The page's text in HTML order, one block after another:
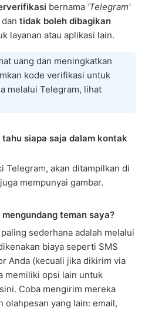
bernama 'Telegram'
tidak boleh dibagikan
layanan atau aplikasi lain.
uang dan meningkatkan
kode verifikasi untuk
melalui Telegram, lihat
siapa saja dalam kontak
Telegram, akan ditampilkan di
mempunyai gambar.
teman saya?
sederhana adalah melalui
biaya seperti SMS
Anda (kecuali jika dikirim via
memiliki opsi lain untuk
Coba mengirim mereka
olahpesan yang lain: email,